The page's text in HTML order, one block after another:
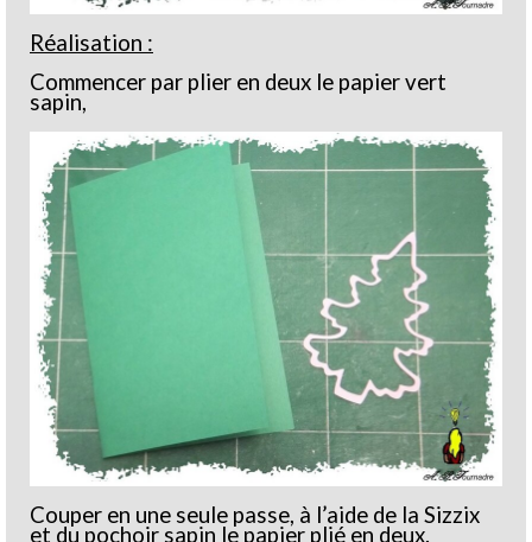
Réalisation :
Commencer par plier en deux le papier vert
sapin,
Couper en une seule passe, à l’aide de la Sizzix
et du pochoir sapin le papier plié en deux.